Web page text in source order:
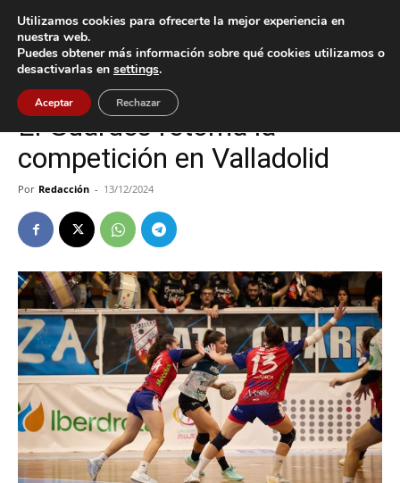
Inicio A Guarda
A Guarda Deportes
El Guardés retoma la
competición en Valladolid
Por Redacción - 13/12/2024
Utilizamos cookies para ofrecerte la mejor experiencia en
nuestra web.
Puedes obtener más información sobre qué cookies utilizamos o
desactivarlas en settings.
Aceptar Rechazar